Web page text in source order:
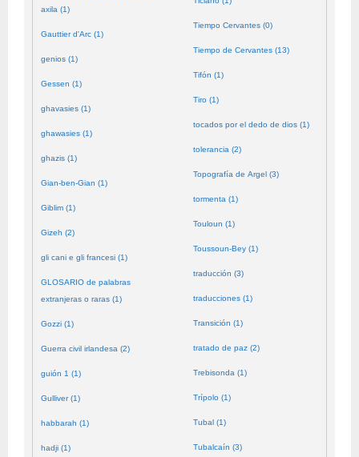
axila (1)
Gauttier d'Arc (1)
genios (1)
Gessen (1)
ghavasies (1)
ghawasies (1)
ghazis (1)
Gian-ben-Gian (1)
Giblim (1)
Gizeh (2)
gli cani e gli francesi (1)
GLOSARIO de palabras
extranjeras o raras (1)
Gozzi (1)
Guerra civil irlandesa (2)
guión 1 (1)
Gulliver (1)
habbarah (1)
hadji (1)
Tiempo Cervantes (0)
Tiempo de Cervantes (13)
Tifón (1)
Tiro (1)
tocados por el dedo de dios (1)
tolerancia (2)
Topografía de Argel (3)
tormenta (1)
Touloun (1)
Toussoun-Bey (1)
traducción (3)
traducciones (1)
Transición (1)
tratado de paz (2)
Trebisonda (1)
Trípolo (1)
Tubal (1)
Tubalcaín (3)